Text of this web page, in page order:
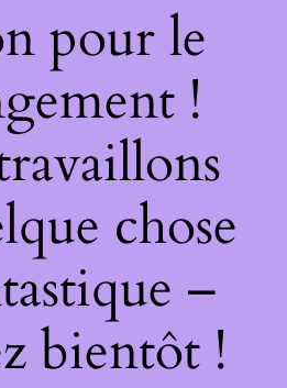
pour le
!
chose
–
bientôt !